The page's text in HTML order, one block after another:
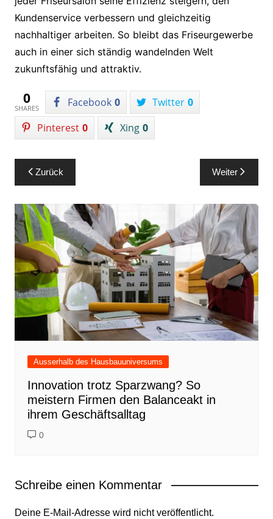
Kundenservice verbessern und gleichzeitig
nachhaltiger arbeiten. So bleibt das Friseurgewerbe
auch in einer sich ständig wandelnden Welt
zukunftsfähig und attraktiv.
0
SHARES Facebook 0 Twitter 0
Pinterest 0 Xing 0
Beitragsnavigation
Zurück Weiter
Ausserhalb des Hausbauuniversums
Innovation trotz Sparzwang? So
meistern Firmen den Balanceakt in
ihrem Geschäftsalltag
0
Schreibe einen Kommentar
Deine E-Mail-Adresse wird nicht veröffentlicht.